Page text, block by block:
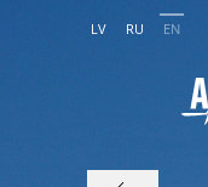
LV RU EN